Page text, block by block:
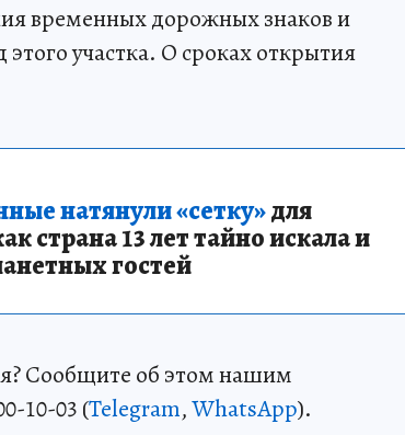
временных дорожных знаков и
участка. О сроках открытия
натянули «сетку»для
страна 13 лет тайно искала и
гостей
Сообщите об этом нашим
10-03 (Telegram,WhatsApp).